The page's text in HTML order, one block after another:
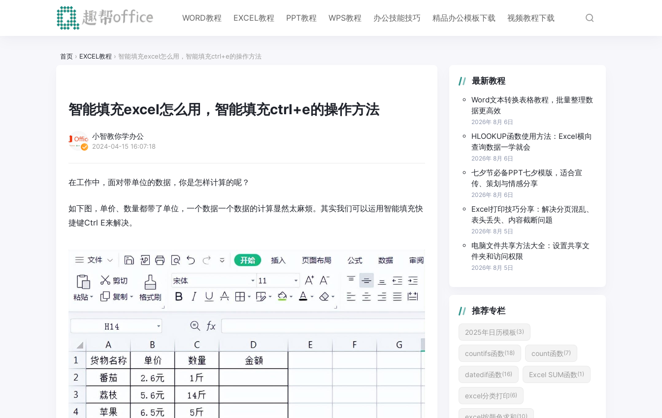
WORD教程 EXCEL教程 PPT教程 WPS教程 办公技能技巧 精品办公模板下载 视频教程下载
首页 › EXCEL教程 › 智能填充excel怎么用，智能填充ctrl+e的操作方法
智能填充excel怎么用，智能填充ctrl+e的操作方法
小智教你学办公
2024-04-15 16:07:18
在工作中，面对带单位的数据，你是怎样计算的呢？
如下图，单价、数量都带了单位，一个数据一个数据的计算显然太麻烦。其实我们可以运用智能填充快
捷键Ctrl E来解决。
最新教程
Word文本转换表格教程，批量整理数
据更高效
2026年 8月 6日
HLOOKUP函数使用方法：Excel横向
查询数据一学就会
2026年 8月 6日
七夕节必备PPT七夕模版，适合宣
传、策划与情感分享
2026年 8月 6日
Excel打印技巧分享：解决分页混乱、
表头丢失、内容截断问题
2026年 8月 5日
电脑文件共享方法大全：设置共享文
件夹和访问权限
2026年 8月 5日
推荐专栏
2025年日历模板 (3)
countifs函数(18) count函数(7)
datedif函数(16) Excel SUM函数(1)
excel分类打印(6)
(10)